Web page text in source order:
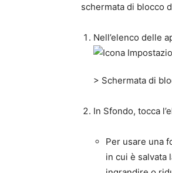
schermata di blocco
Nell’elenco delle
> Schermata di
In Sfondo, tocca
Per usare una
in cui è salvata